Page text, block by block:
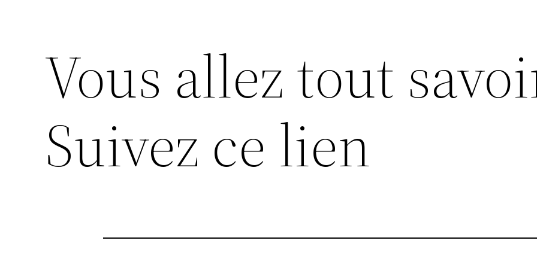
Vous allez tout
Suivez ce lien